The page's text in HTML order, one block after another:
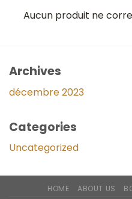
Aucun produit ne
Archives
décembre 2023
Categories
Uncategorized
HOME ABOUT US